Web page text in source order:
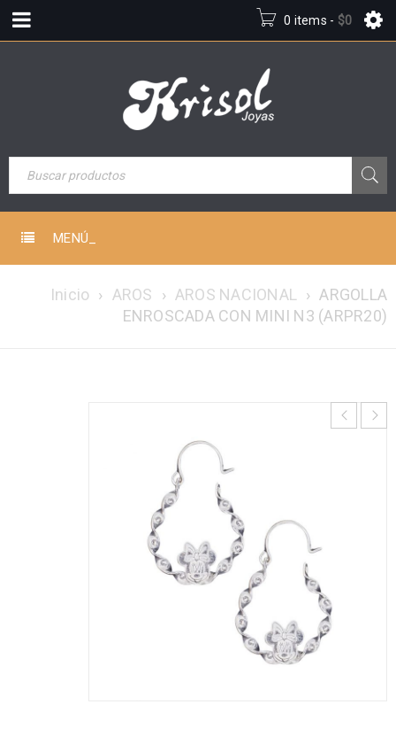
0 items - $0
MENÚ_
Inicio › AROS › AROS NACIONAL › ARGOLLA
ENROSCADA CON MINI N3 (ARPR20)